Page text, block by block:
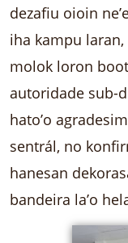
dezafiu oioin
iha kampu
molok loron boot
autoridade sub-
hato’o
sentrál, no
hanesan
bandeira la’o